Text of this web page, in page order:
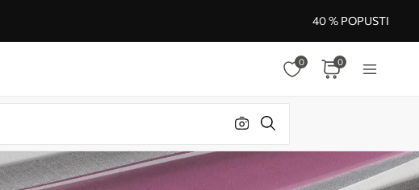
40 % POPUSTI
0 0